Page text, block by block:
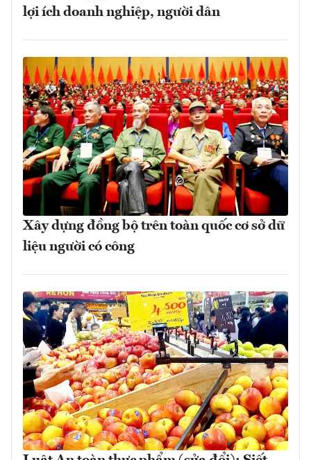
lợi ích doanh nghiệp, người dân
Xây dựng đồng bộ trên toàn quốc cơ sở dữ
liệu người có công